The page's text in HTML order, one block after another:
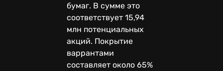
бумаг. В сумме это
соответствует 15,94
млн потенциальных
акций. Покрытие
варрантами
составляет около 65%